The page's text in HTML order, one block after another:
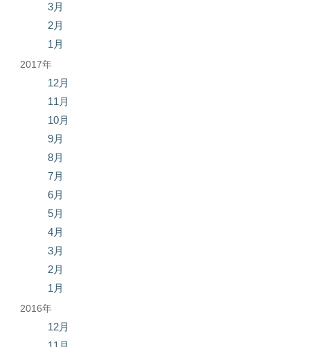
3月
2月
1月
2017年
12月
11月
10月
9月
8月
7月
6月
5月
4月
3月
2月
1月
2016年
12月